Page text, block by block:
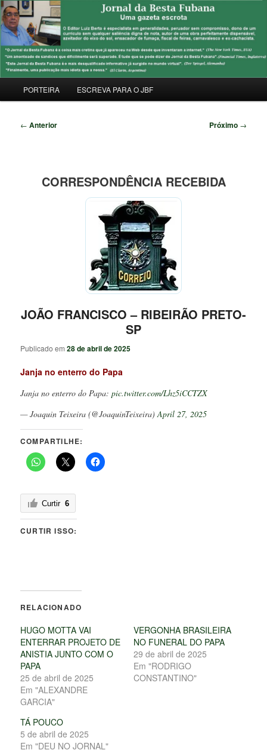
Pular
para
o
conteúdo
principalJORNAL DA BESTA FUBANA
Uma Gazeta Escrota
principal
PORTEIRA ESCREVA PARA O JBF
Navegação
← Anterior Próximo →
CORRESPONDÊNCIA RECEBIDA
JOÃO FRANCISCO – RIBEIRÃO PRETO-
SP
Publicado em28 de abril de 2025
Janja no enterro do Papa
Janja no enterro do Papa:pic.twitter.com/Lhz5iCCTZX
— Joaquin Teixeira (@JoaquinTeixeira)April 27, 2025
COMPARTILHE:
Curtir 6
CURTIR ISSO:
RELACIONADO
HUGO MOTTA VAI
ENTERRAR PROJETO DE
ANISTIA JUNTO COM O
PAPA
25 de abril de 2025
Em "ALEXANDRE
GARCIA"
VERGONHA BRASILEIRA
NO FUNERAL DO PAPA
29 de abril de 2025
Em "RODRIGO
CONSTANTINO"
TÁ POUCO
5 de abril de 2025
Em "DEU NO JORNAL"